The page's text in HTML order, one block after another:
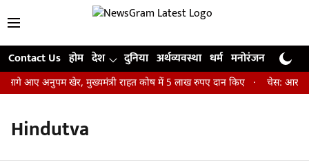
Contact Us होम देश दुनिया अर्थव्यवस्था धर्म मनोरंजन खेल
आए अनुपम खेर, मुख्यमंत्री राहत कोष में 5 लाख रुपए दान किए चेस: आर
Hindutva